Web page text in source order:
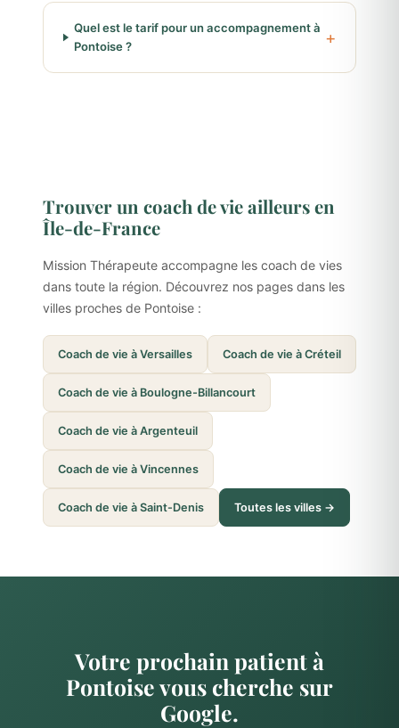
Quel est le tarif pour un accompagnement à
Pontoise ?
Trouver un coach de vie ailleurs en
Île-de-France
Mission Thérapeute accompagne les coach de vies
dans toute la région. Découvrez nos pages dans les
villes proches de Pontoise :
Coach de vie à Versailles Coach de vie à Créteil
Coach de vie à Boulogne-Billancourt
Coach de vie à Argenteuil
Coach de vie à Vincennes
Coach de vie à Saint-Denis Toutes les villes →
Votre prochain patient à
Pontoise vous cherche sur
Google.